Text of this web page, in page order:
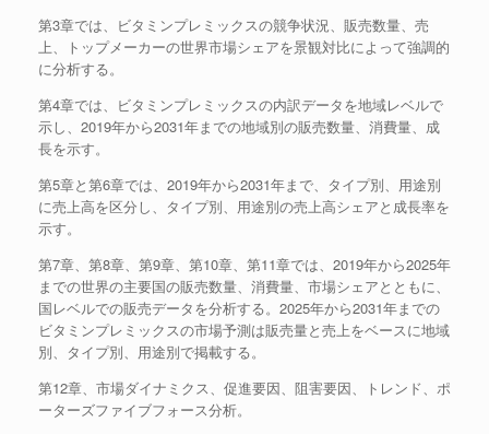
第3章では、ビタミンプレミックスの競争状況、販売数量、売
上、トップメーカーの世界市場シェアを景観対比によって強調的
に分析する。
第4章では、ビタミンプレミックスの内訳データを地域レベルで
示し、2019年から2031年までの地域別の販売数量、消費量、成
長を示す。
第5章と第6章では、2019年から2031年まで、タイプ別、用途別
に売上高を区分し、タイプ別、用途別の売上高シェアと成長率を
示す。
第7章、第8章、第9章、第10章、第11章では、2019年から2025年
までの世界の主要国の販売数量、消費量、市場シェアとともに、
国レベルでの販売データを分析する。2025年から2031年までの
ビタミンプレミックスの市場予測は販売量と売上をベースに地域
別、タイプ別、用途別で掲載する。
第12章、市場ダイナミクス、促進要因、阻害要因、トレンド、ポ
ーターズファイブフォース分析。